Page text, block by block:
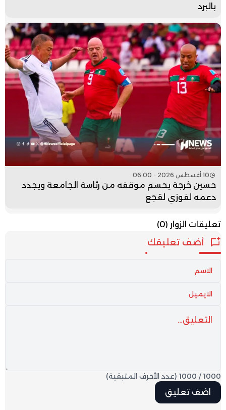
بالبرد
10 أغسطس 2026 - 06:00
حسين خرجة يحسم موقفه من رئاسة الجامعة ويجدد
دعمه لفوزي لقجع
تعليقات الزوار (0)
أضف تعليقك
1000
/
1000 (عدد الأحرف المتبقية)